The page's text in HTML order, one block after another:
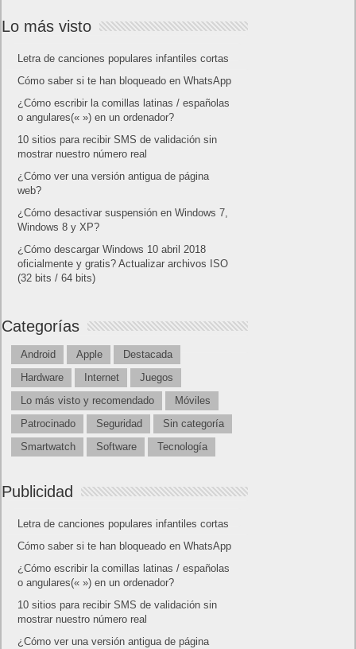
Lo más visto
Letra de canciones populares infantiles cortas
Cómo saber si te han bloqueado en WhatsApp
¿Cómo escribir la comillas latinas / españolas
o angulares(« ») en un ordenador?
10 sitios para recibir SMS de validación sin
mostrar nuestro número real
¿Cómo ver una versión antigua de página
web?
¿Cómo desactivar suspensión en Windows 7,
Windows 8 y XP?
¿Cómo descargar Windows 10 abril 2018
oficialmente y gratis? Actualizar archivos ISO
(32 bits / 64 bits)
Categorías
Android Apple
Destacada
Hardware
Internet
Juegos
Lo más visto y recomendado
Móviles
Patrocinado
Seguridad
Sin categoría
Smartwatch
Software Tecnología
Publicidad
Letra de canciones populares infantiles cortas
Cómo saber si te han bloqueado en WhatsApp
¿Cómo escribir la comillas latinas / españolas
o angulares(« ») en un ordenador?
10 sitios para recibir SMS de validación sin
mostrar nuestro número real
¿Cómo ver una versión antigua de página